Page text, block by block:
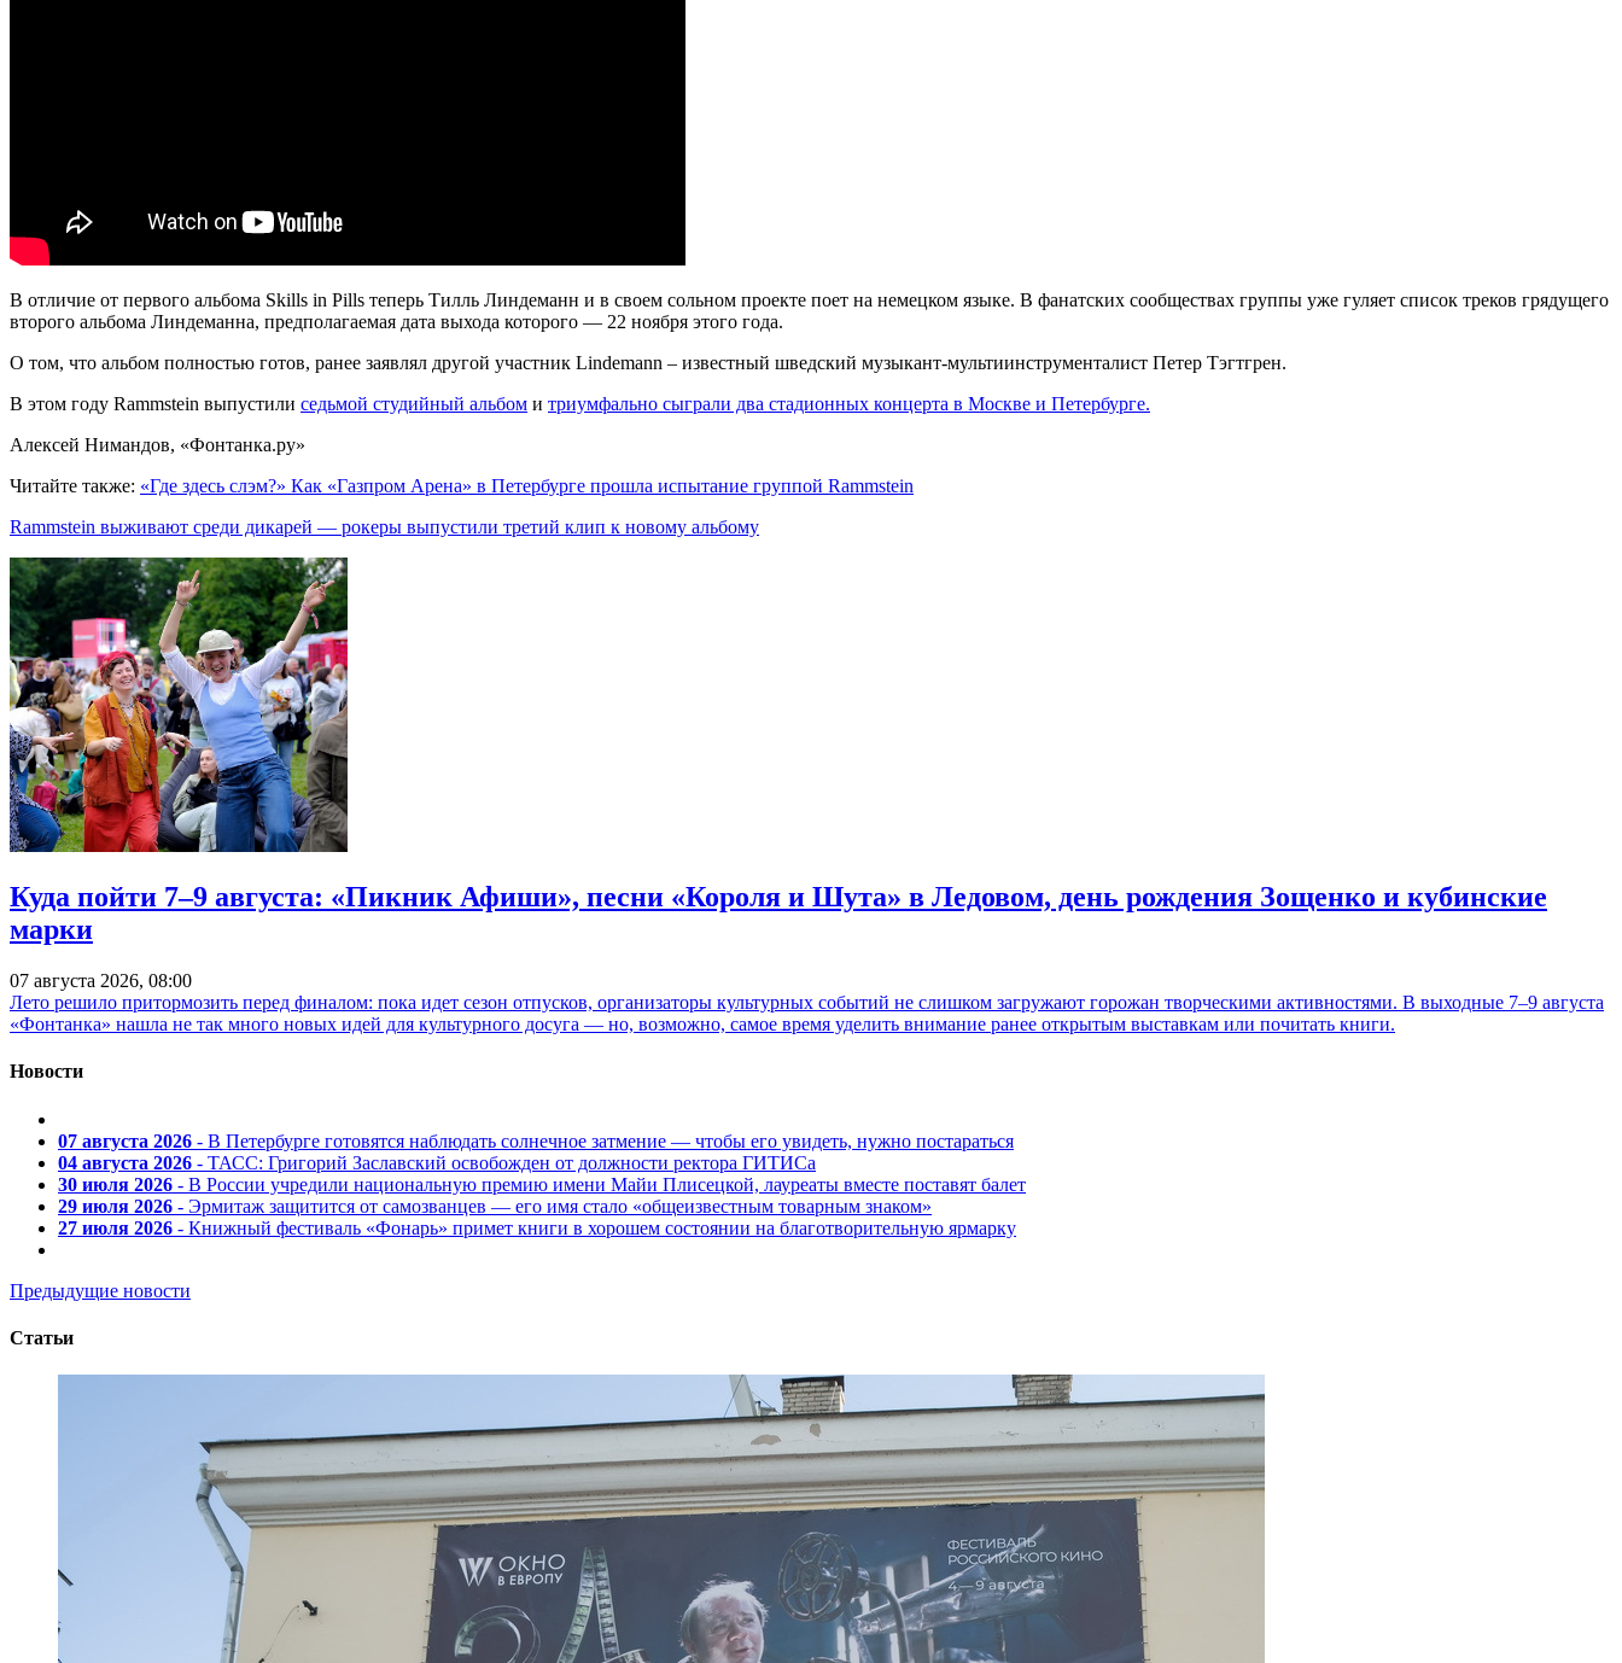
В отличие от первого альбома Skills in Pills теперь Тилль Линдеманн и в своем сольном проекте поет на немецком языке. В фанатских сообществах группы уже гуляет список треков грядущего
второго альбома Линдеманна, предполагаемая дата выхода которого — 22 ноября этого года.
О том, что альбом полностью готов, ранее заявлял другой участник Lindemann – известный шведский музыкант-мультиинструменталист Петер Тэгтгрен.
В этом году Rammstein выпустили седьмой студийный альбом и триумфально сыграли два стадионных концерта в Москве и Петербурге.
Алексей Нимандов, «Фонтанка.ру»
Читайте также: «Где здесь слэм?» Как «Газпром Арена» в Петербурге прошла испытание группой Rammstein
Rammstein выживают среди дикарей — рокеры выпустили третий клип к новому альбому
Куда пойти 7–9 августа: «Пикник Афиши», песни «Короля и Шута» в Ледовом, день рождения Зощенко и кубинские
марки
07 августа 2026, 08:00
Лето решило притормозить перед финалом: пока идет сезон отпусков, организаторы культурных событий не слишком загружают горожан творческими активностями. В выходные 7–9 августа
«Фонтанка» нашла не так много новых идей для культурного досуга — но, возможно, самое время уделить внимание ранее открытым выставкам или почитать книги.
Новости
07 августа 2026 - В Петербурге готовятся наблюдать солнечное затмение — чтобы его увидеть, нужно постараться
04 августа 2026 - ТАСС: Григорий Заславский освобожден от должности ректора ГИТИСа
30 июля 2026 - В России учредили национальную премию имени Майи Плисецкой, лауреаты вместе поставят балет
29 июля 2026 - Эрмитаж защитится от самозванцев — его имя стало «общеизвестным товарным знаком»
27 июля 2026 - Книжный фестиваль «Фонарь» примет книги в хорошем состоянии на благотворительную ярмарку
Предыдущие новости
Статьи